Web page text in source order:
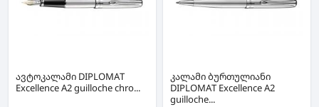
ავტოკალამი DIPLOMAT
Excellence A2 guilloche chro...
კალამი ბურთულიანი
DIPLOMAT Excellence A2
guilloche...